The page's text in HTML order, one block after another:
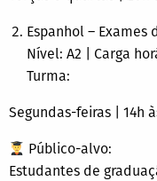
Espanhol –
Nível: A2 | Carga
Turma:
Segundas-feiras | 14h
Público-alvo:
Estudantes de